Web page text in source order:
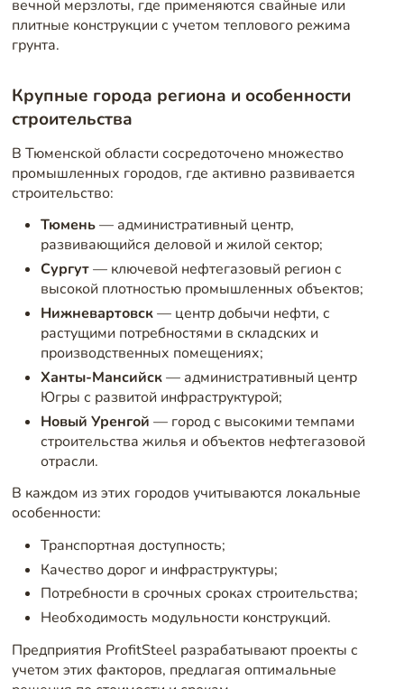
вечной мерзлоты, где применяются свайные или
плитные конструкции с учетом теплового режима
грунта.
Крупные города региона и особенности
строительства
В Тюменской области сосредоточено множество
промышленных городов, где активно развивается
строительство:
Тюмень— административный центр,
развивающийся деловой и жилой сектор;
Сургут— ключевой нефтегазовый регион с
высокой плотностью промышленных объектов;
Нижневартовск— центр добычи нефти, с
растущими потребностями в складских и
производственных помещениях;
Ханты-Мансийск— административный центр
Югры с развитой инфраструктурой;
Новый Уренгой — город с высокими темпами
строительства жилья и объектов нефтегазовой
отрасли.
В каждом из этих городов учитываются локальные
особенности:
Транспортная доступность;
Качество дорог и инфраструктуры;
Потребности в срочных сроках строительства;
Необходимость модульности конструкций.
Предприятия ProfitSteel разрабатывают проекты с
учетом этих факторов, предлагая оптимальные